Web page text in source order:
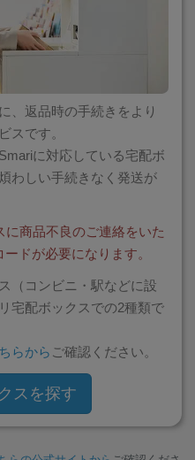
、返品時の手続きをより
スです。
に対応している宅配ボ
わしい手続きなく発送が
商品不良のご連絡をいた
ドが必要になります。
（コンビニ・駅などに設
宅配ボックスでの2種類で
らから ご確認ください。
スを探す